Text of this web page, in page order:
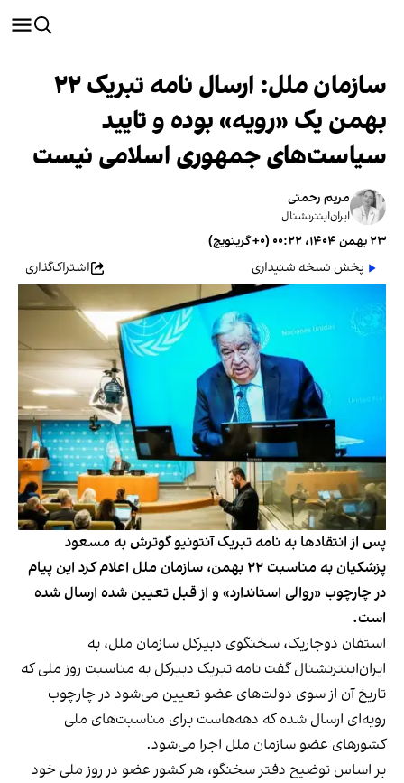
سازمان ملل: ارسال نامه تبریک ۲۲
بهمن یک «رویه‌» بوده و تایید
سیاست‌های جمهوری اسلامی نیست
مریم رحمتی
ایران‌اینترنشنال
۲۳ بهمن ۱۴۰۴، ۰۰:۲۲ (‎+۰ گرینویچ)
پخش نسخه شنیداری
اشتراک‌گذاری
پس از انتقادها به نامه تبریک آنتونیو گوترش به مسعود
پزشکیان به مناسبت ۲۲ بهمن، سازمان ملل اعلام کرد این پیام
در چارچوب «روالی استاندارد» و از قبل تعیین شده ارسال شده
است.
استفان دوجاریک، سخنگوی دبیرکل سازمان ملل، به
ایران‌اینترنشنال گفت نامه تبریک دبیرکل به مناسبت روز ملی که
تاریخ آن از سوی دولت‌های عضو تعیین می‌شود در چارچوب
رویه‌ای ارسال شده که دهه‌هاست برای مناسبت‌های ملی
کشورهای عضو سازمان ملل اجرا می‌شود.
بر اساس توضیح دفتر سخنگو، هر کشور عضو در روز ملی خود